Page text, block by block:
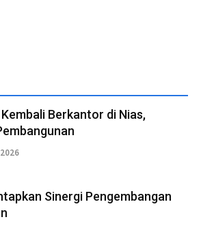
Berkantor di Nias,
Sinergi Pengembangan